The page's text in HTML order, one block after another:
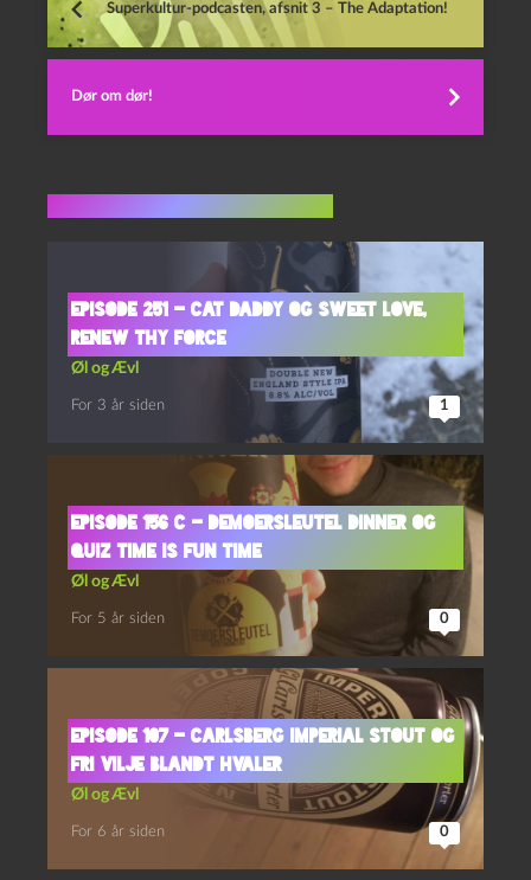
Superkultur-podcasten, afsnit 3 – The Adaptation!
Dør om dør!
Episode 251 – Cat Daddy og Sweet Love,
Renew Thy Force
Øl og Ævl
For 3 år siden 1
Episode 156 C – Demoersleutel Dinner og
Quiz Time Is Fun Time
Øl og Ævl
For 5 år siden 0
Episode 107 – Carlsberg Imperial Stout og
Fri Vilje Blandt Hvaler
Øl og Ævl
For 6 år siden 0